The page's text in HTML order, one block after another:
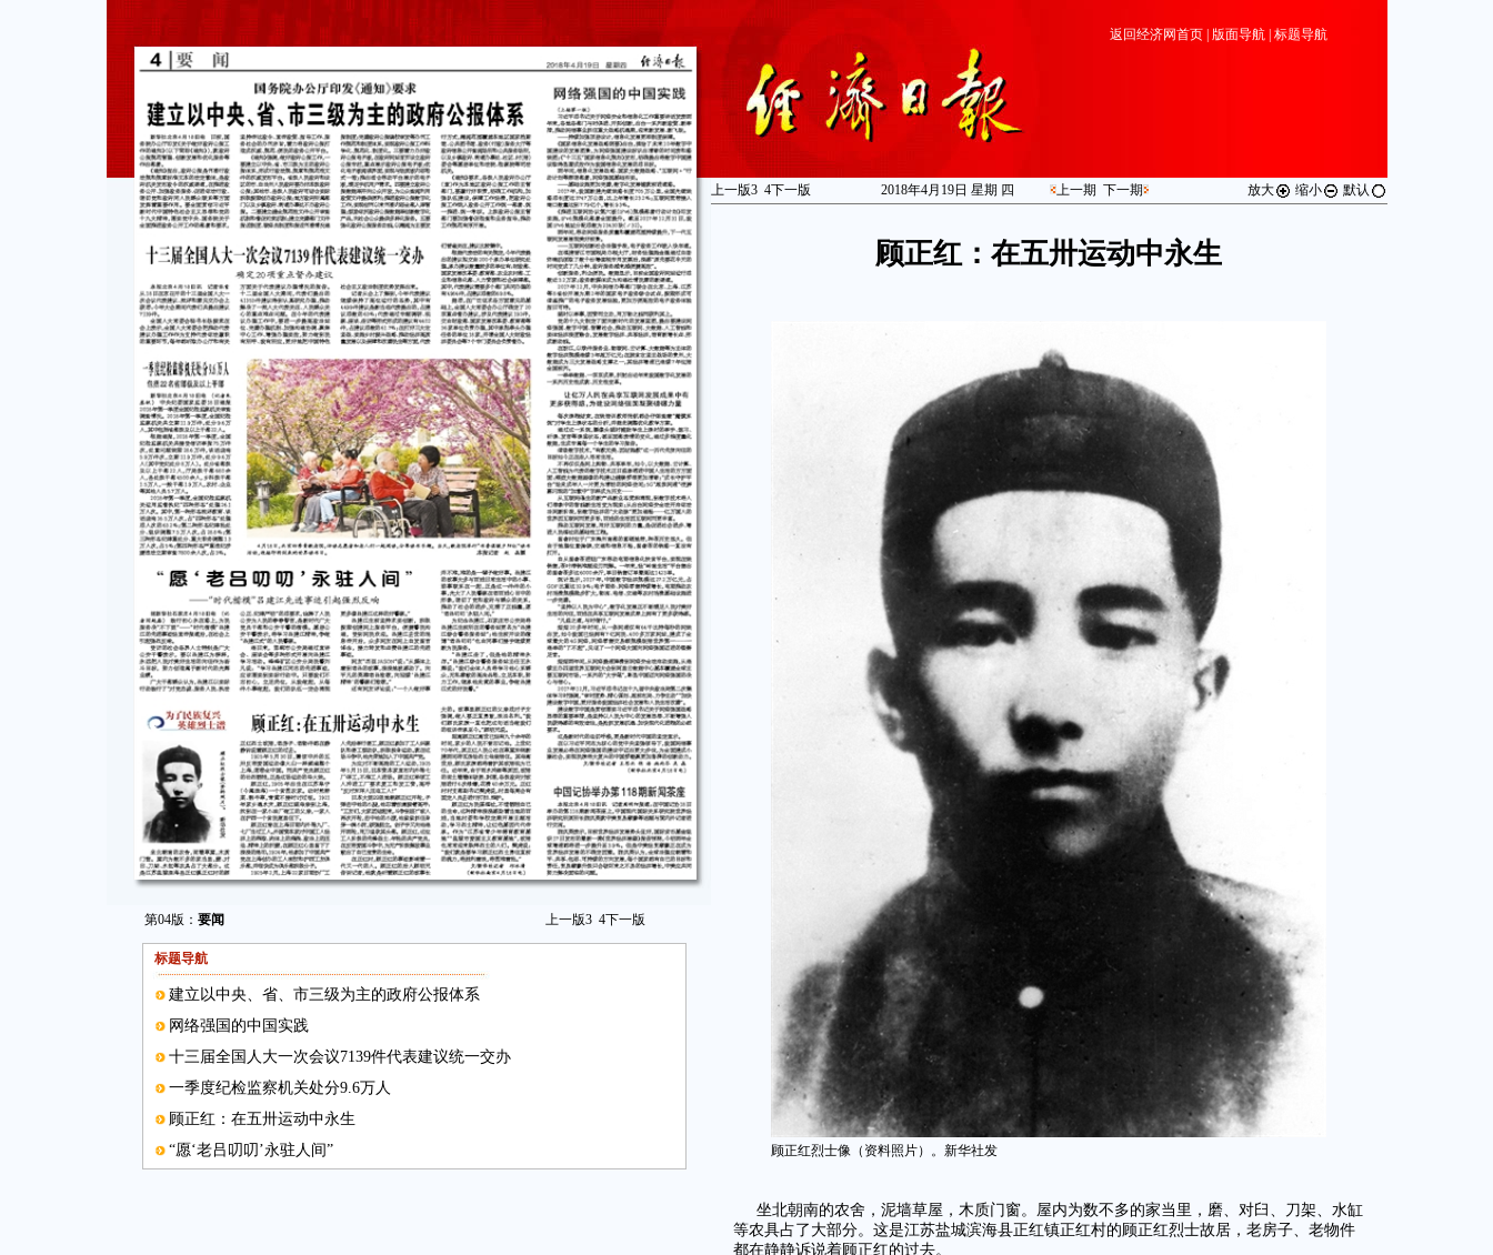
第04版： 要闻 上一版3 4下一版
标题导航
建立以中央、省、市三级为主的政府公报体系
网络强国的中国实践
十三届全国人大一次会议7139件代表建议统一交办
一季度纪检监察机关处分9.6万人
顾正红：在五卅运动中永生
“愿‘老吕叨叨’永驻人间”
返回经济网首页| 版面导航| 标题导航
上一版3 4下一版 2018年4月19日 星期 四 上一期 下一期 放大 缩小 默认
顾正红：在五卅运动中永生
顾正红烈士像（资料照片）。新华社发
坐北朝南的农舍，泥墙草屋，木质门窗。屋内为数不多的家当里，磨、对臼、刀架、水缸
等农具占了大部分。这是江苏盐城滨海县正红镇正红村的顾正红烈士故居，老房子、老物件
都在静静诉说着顾正红的过去。